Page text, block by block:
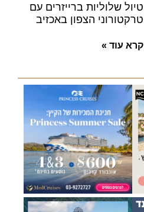
טיול שלוליות ברייזרים עם
טרקטורוני הצפון באכזיב
קרא עוד »